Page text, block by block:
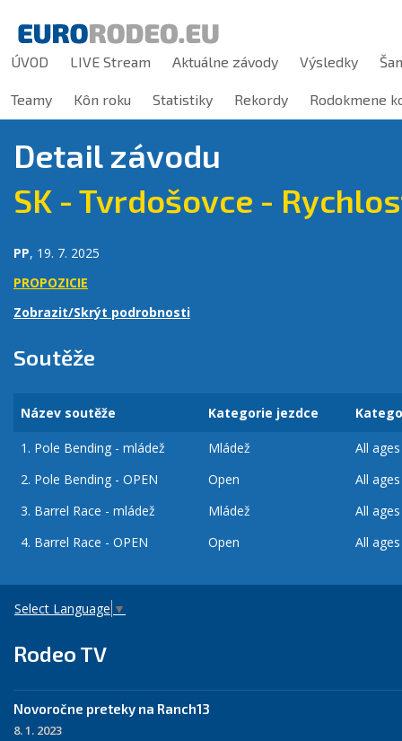
ÚVOD LIVE Stream Aktuálne závody Výsledky
Teamy Kôn roku Statistiky Rekordy Rodokmene
Detail závodu
SK - Tvrdošovce -
PP, 19. 7. 2025
PROPOZICIE
Zobrazit/Skrýt podrobnosti
Soutěže
Název soutěže Kategorie jezdce
1. Pole Bending - mládež Mládež
All ages
2. Pole Bending - OPEN Open
All ages
3. Barrel Race - mládež Mládež
All ages
4. Barrel Race - OPEN Open All ages
Select Language ▼
Rodeo TV
Novoročne preteky na Ranch13
8. 1. 2023